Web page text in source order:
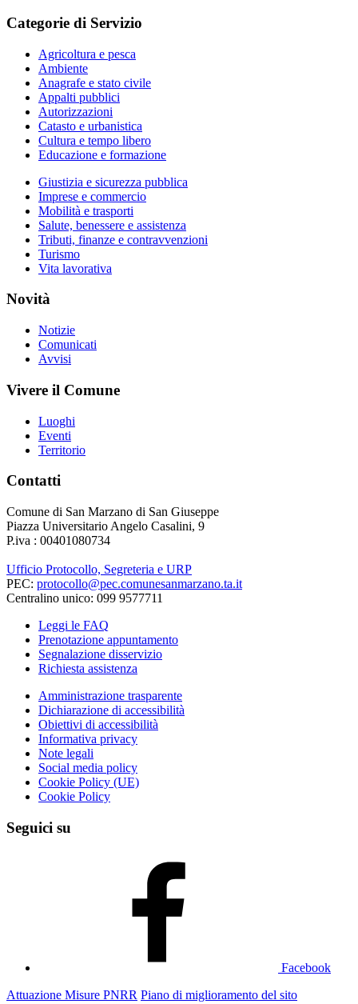
Categorie di Servizio
Agricoltura e pesca
Ambiente
Anagrafe e stato civile
Appalti pubblici
Autorizzazioni
Catasto e urbanistica
Cultura e tempo libero
Educazione e formazione
Giustizia e sicurezza pubblica
Imprese e commercio
Mobilità e trasporti
Salute, benessere e assistenza
Tributi, finanze e contravvenzioni
Turismo
Vita lavorativa
Novità
Notizie
Comunicati
Avvisi
Vivere il Comune
Luoghi
Eventi
Territorio
Contatti
Comune di San Marzano di San Giuseppe
Piazza Universitario Angelo Casalini, 9
P.iva : 00401080734
Ufficio Protocollo, Segreteria e URP
PEC: protocollo@pec.comunesanmarzano.ta.it
Centralino unico: 099 9577711
Leggi le FAQ
Prenotazione appuntamento
Segnalazione disservizio
Richiesta assistenza
Amministrazione trasparente
Dichiarazione di accessibilità
Obiettivi di accessibilità
Informativa privacy
Note legali
Social media policy
Cookie Policy (UE)
Cookie Policy
Seguici su
Facebook
Attuazione Misure PNRR Piano di miglioramento del sito